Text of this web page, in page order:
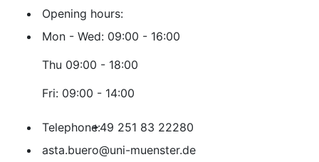
Opening hours:
Mon - Wed: 09:00 - 16:00
Thu 09:00 - 18:00
Fri: 09:00 - 14:00
Telephone:+49 251 83 22280
asta.buero@uni-muenster.de